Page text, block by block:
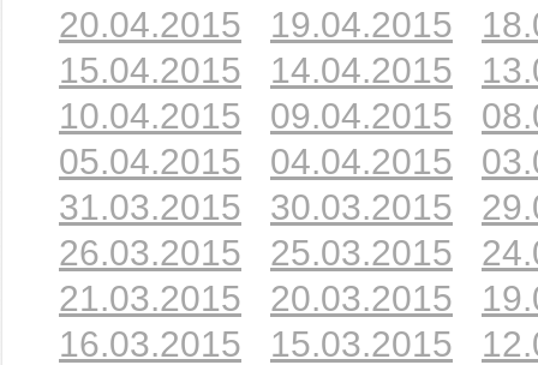
20.04.2015
19.04.2015
15.04.2015
14.04.2015
10.04.2015
09.04.2015
05.04.2015
04.04.2015
31.03.2015
30.03.2015
26.03.2015
25.03.2015
21.03.2015
20.03.2015
16.03.2015
15.03.2015